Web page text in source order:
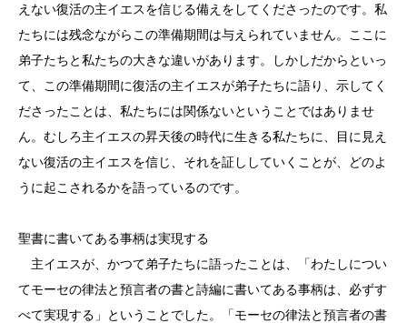
えない復活の主イエスを信じる備えをしてくださったのです。私
たちには残念ながらこの準備期間は与えられていません。ここに
弟子たちと私たちの大きな違いがあります。しかしだからといっ
て、この準備期間に復活の主イエスが弟子たちに語り、示してく
ださったことは、私たちには関係ないということではありませ
ん。むしろ主イエスの昇天後の時代に生きる私たちに、目に見え
ない復活の主イエスを信じ、それを証ししていくことが、どのよ
うに起こされるかを語っているのです。
聖書に書いてある事柄は実現する
主イエスが、かつて弟子たちに語ったことは、「わたしについ
てモーセの律法と預言者の書と詩編に書いてある事柄は、必ずす
べて実現する」ということでした。「モーセの律法と預言者の書